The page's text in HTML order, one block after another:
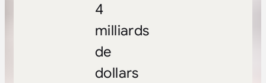
4
milliards
de
dollars